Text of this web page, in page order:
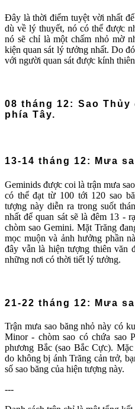
Đây là thời điểm tuyệt vời nhất
dù về lý thuyết, nó có thể được
nó sẽ chỉ là một chấm nhỏ mờ
kiện quan sát lý tưởng nhất. Do
với người quan sát được kính
08 tháng 12: Sao
phía Tây.
13-14 tháng 12: Mưa
Geminids được coi là trận mưa
có thể đạt từ 100 tới 120 sao
tượng này diễn ra trong suốt
nhất để quan sát sẽ là đêm 13 -
chòm sao Gemini. Mặt Trăng
mọc muộn và ảnh hưởng phần
đây vẫn là hiện tượng thiên văn
những nơi có thời tiết lý tưởng.
21-22 tháng 12: Mưa
Trận mưa sao băng nhỏ này có
Minor - chòm sao có chứa sao
phương Bắc (sao Bắc Cực).
do không bị ánh Trăng cản trở,
số sao băng của hiện tượng này.
---